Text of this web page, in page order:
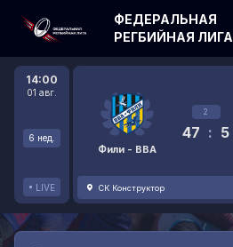
14:00
01 авг.
6 нед.
LIVE
Фили - ВВА
2
47 : 5
СК Конструктор
ФЕДЕРАЛЬНАЯ
РЕГБИЙНАЯ ЛИГА